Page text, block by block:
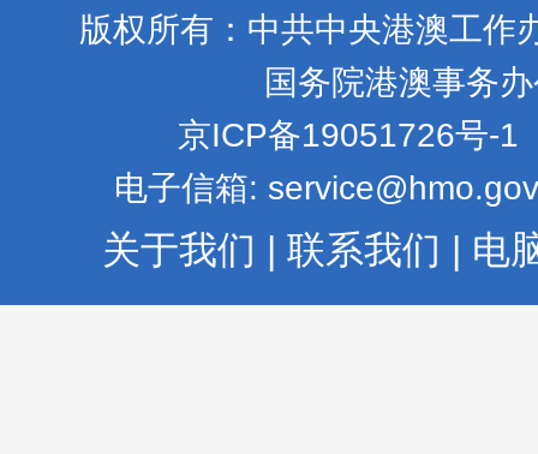
版权所有：中共中央港澳工作
国务院港澳事务
京ICP备19051726号-1
电子信箱:
关于我们 | 联系我们 | 电